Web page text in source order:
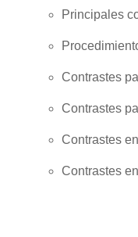
Principales
Contrastes
Contrastes
Contrastes
Contrastes